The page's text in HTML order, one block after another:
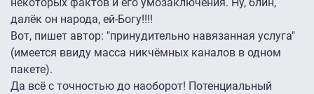
некоторых фактов и его умозаключения. Ну, блин,
далёк он народа, ей-Богу!!!!
Вот, пишет автор: "принудительно навязанная услуга"
(имеется ввиду масса никчёмных каналов в одном
пакете).
Да всё с точностью до наоборот! Потенциальный